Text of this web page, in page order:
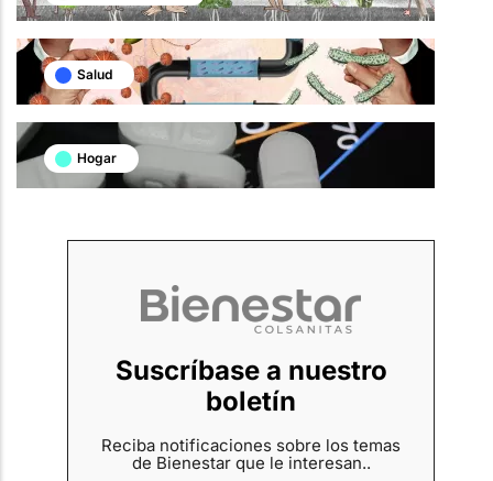
Salud
Hogar
Suscríbase a nuestro
boletín
Reciba notificaciones sobre los temas
de Bienestar que le interesan..